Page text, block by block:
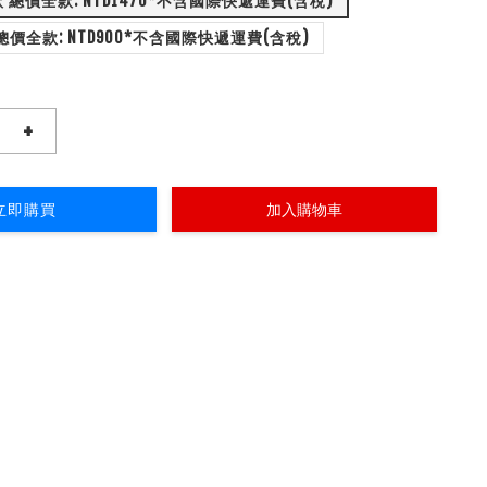
配置1: A3款 總價全款: NTD900*不含國際快遞運費(含稅)
+
即購買 加入購物車